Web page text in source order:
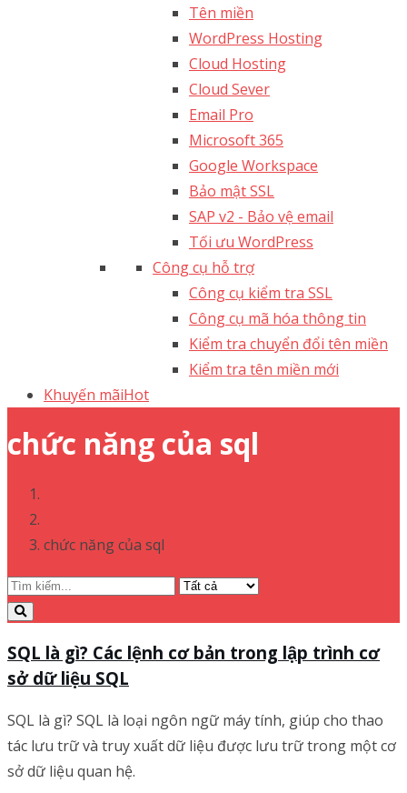
Tên miền
WordPress Hosting
Cloud Hosting
Cloud Sever
Email Pro
Microsoft 365
Google Workspace
Bảo mật SSL
SAP v2 - Bảo vệ email​
Tối ưu WordPress
Công cụ hỗ trợ
Công cụ kiểm tra SSL
Công cụ mã hóa thông tin
Kiểm tra chuyển đổi tên miền
Kiểm tra tên miền mới
Khuyến mãiHot
chức năng của sql
chức năng của sql
SQL là gì? Các lệnh cơ bản trong lập trình cơ
sở dữ liệu SQL
SQL là gì? SQL là loại ngôn ngữ máy tính, giúp cho thao
tác lưu trữ và truy xuất dữ liệu được lưu trữ trong một cơ
sở dữ liệu quan hệ.